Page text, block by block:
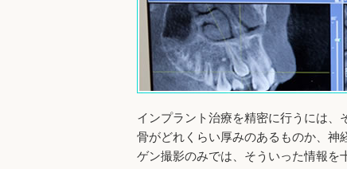
インプラント治療を精密に行うには
骨がどれくらい厚みのあるものか、神
ゲン撮影のみでは、そういった情報を